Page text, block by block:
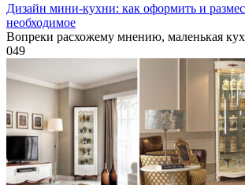
Дизайн мини-кухни: как оформить и
необходимое
Вопреки расхожему мнению, маленькая
049